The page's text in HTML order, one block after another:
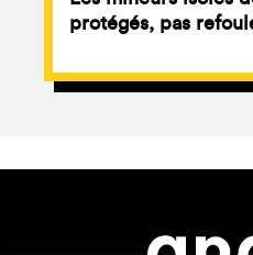
protégés, pas